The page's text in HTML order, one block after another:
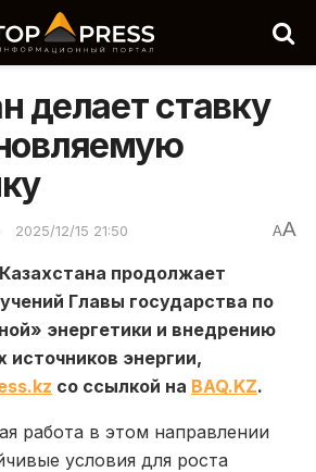
делает ставку
2025/12/15 21:50 AA
продолжает
Главы государства по
энергетики и внедрению
источников энергии,
со ссылкой на BAQ.KZ.
работа в этом направлении
условия для роста